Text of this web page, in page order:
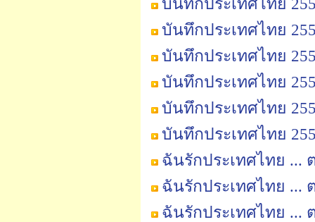
บันทึกประเทศไทย
บันทึกประเทศไทย
บันทึกประเทศไทย
บันทึกประเทศไทย
บันทึกประเทศไทย
ฉันรักประเทศไทย ...
ฉันรักประเทศไทย ...
ฉันรักประเทศไทย ...